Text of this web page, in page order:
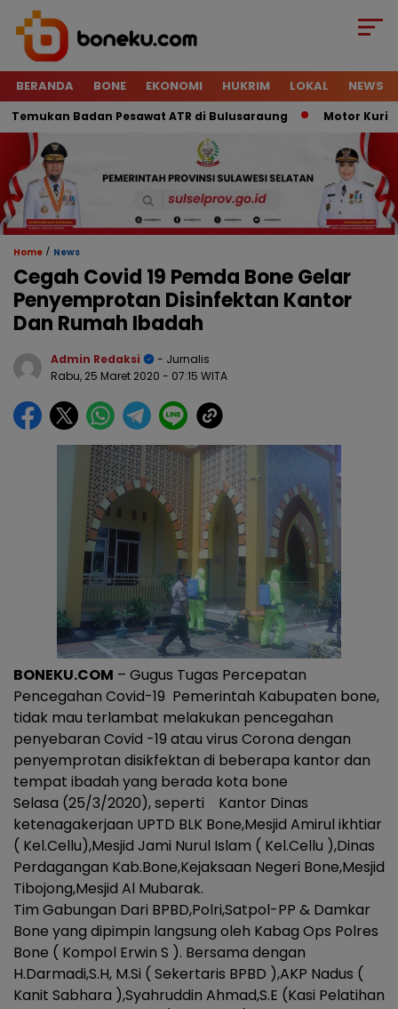
BERANDA BONE EKONOMI HUKRIM LOKAL NEWS
Badan Pesawat ATR di Bulusaraung Motor Kurir
Home / News
Cegah Covid 19 Pemda Bone Gelar
Penyemprotan Disinfektan Kantor
Dan Rumah Ibadah
Admin Redaksi
- Jurnalis
Rabu, 25 Maret 2020 - 07:15 WITA
BONEKU.COM – Gugus Tugas Percepatan
Pencegahan Covid-19 Pemerintah Kabupaten bone,
tidak mau terlambat melakukan pencegahan
penyebaran Covid -19 atau virus Corona dengan
penyemprotan disikfektan di beberapa kantor dan
tempat ibadah yang berada kota bone
Selasa (25/3/2020), seperti Kantor Dinas
ketenagakerjaan UPTD BLK Bone,Mesjid Amirul ikhtiar
( Kel.Cellu),Mesjid Jami Nurul Islam ( Kel.Cellu ),Dinas
Perdagangan Kab.Bone,Kejaksaan Negeri Bone,Mesjid
Tibojong,Mesjid Al Mubarak.
Tim Gabungan Dari BPBD,Polri,Satpol-PP & Damkar
Bone yang dipimpin langsung oleh Kabag Ops Polres
Bone ( Kompol Erwin S ). Bersama dengan
H.Darmadi,S.H, M.Si ( Sekertaris BPBD ),AKP Nadus (
Kanit Sabhara ),Syahruddin Ahmad,S.E (Kasi Pelatihan